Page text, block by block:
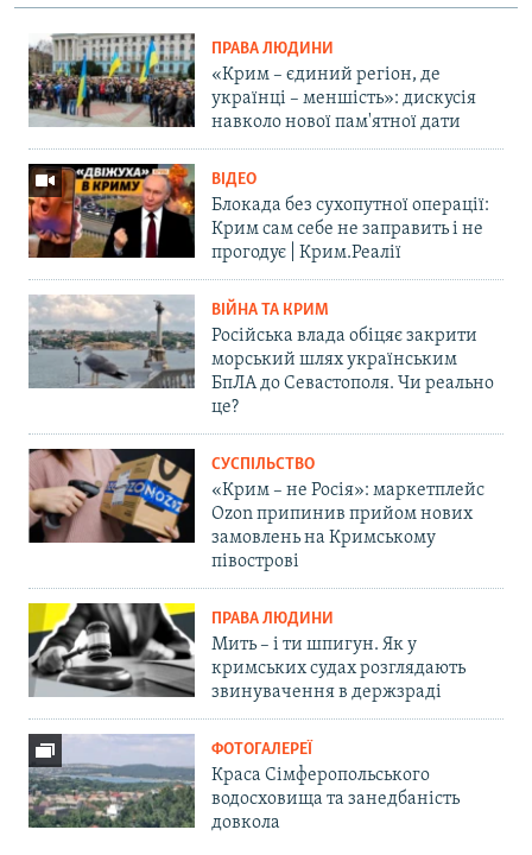
ПРАВА ЛЮДИНИ
«Крим – єдиний регіон, де
українці – меншість»: дискусія
навколо нової пам'ятної дати
ВІДЕО
Блокада без сухопутної операції:
Крим сам себе не заправить і не
прогодує | Крим.Реалії
ВІЙНА ТА КРИМ
Російська влада обіцяє закрити
морський шлях українським
БпЛА до Севастополя. Чи реально
це?
СУСПІЛЬСТВО
«Крим – не Росія»: маркетплейс
Ozon припинив прийом нових
замовлень на Кримському
півострові
ПРАВА ЛЮДИНИ
Мить – і ти шпигун. Як у
кримських судах розглядають
звинувачення в держзраді
ФОТОГАЛЕРЕЇ
Краса Сімферопольського
водосховища та занедбаність
довкола